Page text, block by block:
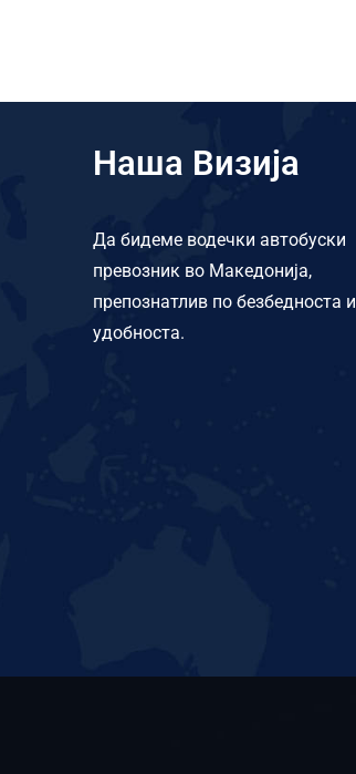
Наша Визија
Да бидеме водечки автобуски
превозник во Македонија,
препознатлив по безбедноста и
удобноста.